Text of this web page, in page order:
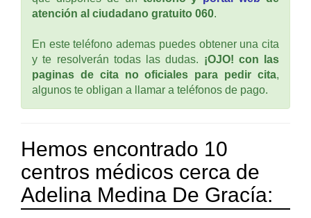
atención al ciudadano gratuito 060.
En este teléfono ademas puedes obtener una cita
y te resolverán todas las dudas. ¡OJO! con las
paginas de cita no oficiales para pedir cita,
algunos te obligan a llamar a teléfonos de pago.
Hemos encontrado 10
centros médicos cerca de
Adelina Medina De Gracía: